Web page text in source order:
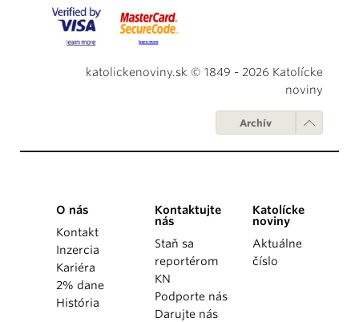
katolickenoviny.sk © 1849 - 2026 Katolícke
noviny
Archív
O nás
Kontakt
Inzercia
Kariéra
2% dane
História
Kontaktujte
nás
Staň sa
reportérom
KN
Podporte nás
Darujte nás
Katolícke
noviny
Aktuálne
číslo